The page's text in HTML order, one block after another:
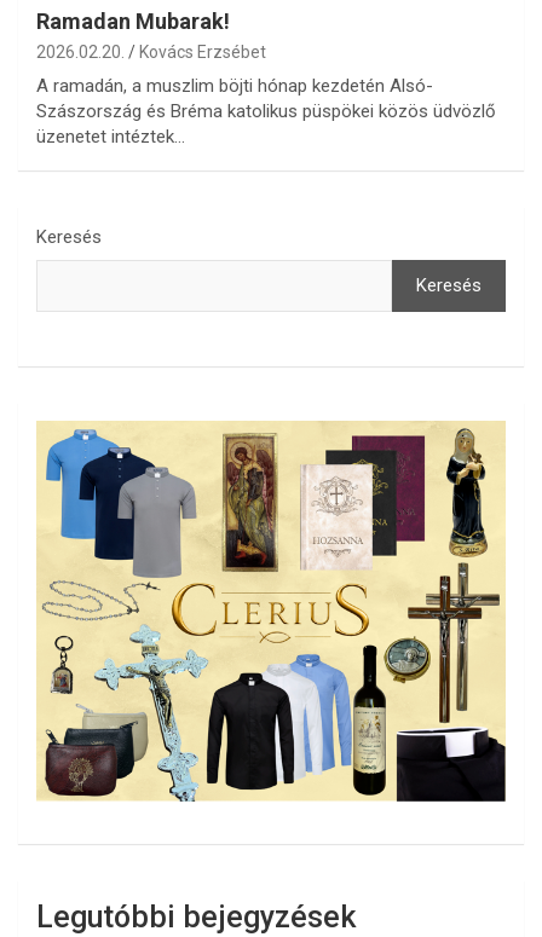
Ramadan Mubarak!
2026.02.20. Kovács Erzsébet
A ramadán, a muszlim böjti hónap kezdetén Alsó-
Szászország és Bréma katolikus püspökei közös üdvözlő
üzenetet intéztek…
Keresés
Keresés
Legutóbbi bejegyzések